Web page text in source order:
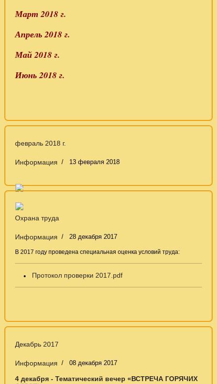
Март 2018 г.
Апрель 2018 г.
Май 2018 г.
Июнь 2018 г.
февраль 2018 г.
Информация 13 февраля 2018
Охрана труда
Информация 28 декабря 2017
В 2017 году проведена специальная оценка условий труда:
Протокол проверки 2017.pdf
Декабрь 2017
Информация 08 декабря 2017
4 декабря - Тематический вечер «ВСТРЕЧА ГОРЯЧИХ